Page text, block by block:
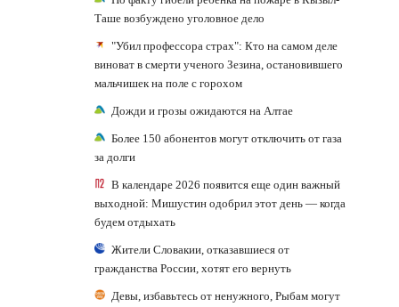
Таше возбуждено уголовное дело
"Убил профессора страх": Кто на самом деле
виноват в смерти ученого Зезина, остановившего
мальчишек на поле с горохом
Дожди и грозы ожидаются на Алтае
Более 150 абонентов могут отключить от газа
за долги
В календаре 2026 появится еще один важный
выходной: Мишустин одобрил этот день — когда
будем отдыхать
Жители Словакии, отказавшиеся от
гражданства России, хотят его вернуть
Девы, избавьтесь от ненужного, Рыбам могут